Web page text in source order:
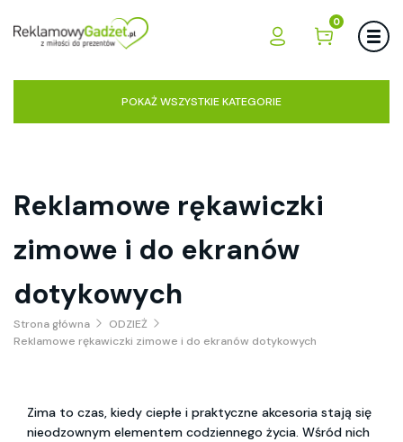
0
POKAŻ WSZYSTKIE KATEGORIE
Reklamowe rękawiczki
zimowe i do ekranów
dotykowych
Strona główna
ODZIEŻ
Reklamowe rękawiczki zimowe i do ekranów dotykowych
Zima to czas, kiedy ciepłe i praktyczne akcesoria stają się
nieodzownym elementem codziennego życia. Wśród nich